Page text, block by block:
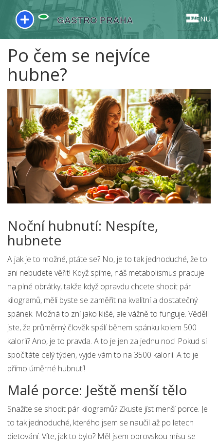
MENU
Po čem se nejvíce
hubne?
Noční hubnutí: Nespíte,
hubnete
A jak je to možné, ptáte se? No, je to tak jednoduché, že to
ani nebudete věřit! Když spíme, náš metabolismus pracuje
na plné obrátky, takže když opravdu chcete shodit pár
kilogramů, měli byste se zaměřit na kvalitní a dostatečný
spánek. Možná to zní jako klišé, ale vážně to funguje. Věděli
jste, že průměrný člověk spálí během spánku kolem 500
kalorií? Ano, je to pravda. A to je jen za jednu noc! Pokud si
spočítáte celý týden, vyjde vám to na 3500 kalorií. A to je
přímo úměrné hubnutí!
Malé porce: Ještě menší tělo
Snažíte se shodit pár kilogramů? Zkuste jíst menší porce. Je
to tak jednoduché, kterého jsem se naučil až po letech
dietování. Víte, jak to bylo? Měl jsem obrovskou mísu se